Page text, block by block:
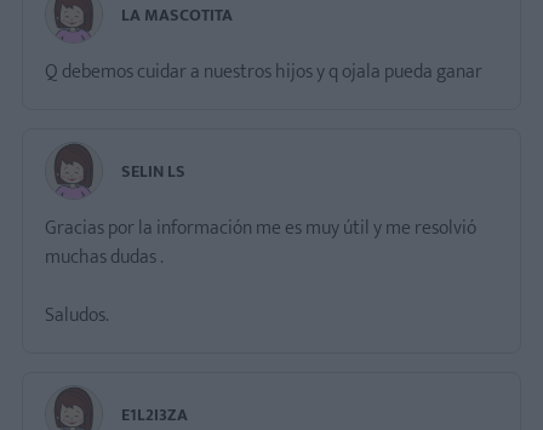
LA MASCOTITA
Q debemos cuidar a nuestros hijos y q ojala pueda ganar
SELIN LS
Gracias por la información me es muy útil y me resolvió
muchas dudas .
Saludos.
E1L2I3ZA